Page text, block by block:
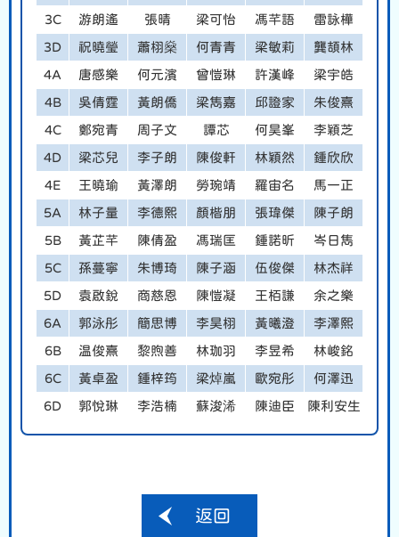
3C 游朗遙 張晴 梁可怡 馮芊語 雷詠樺
3D 祝曉瑩 蕭栩燊 何青青 梁敏莉 龔頡林
4A 唐感樂 何元濱 曾愷琳 許漢峰 梁宇皓
4B 吳倩霆 黃朗僑 梁雋嘉 邱證家 朱俊熹
4C 鄭宛青 周子文 譚芯 何昊峯 李穎芝
4D 梁芯兒 李子朗 陳俊軒 林穎然 鍾欣欣
4E 王曉瑜 黃澤朗 勞琬靖 羅宙名 馬一正
5A 林子量 李德熙 顏楷朋 張瑋傑 陳子朗
5B 黃芷芊 陳倩盈 馮瑞匡 鍾諾昕 岑日雋
5C 孫蔓寧 朱博琦 陳子涵 伍俊傑 林杰祥
5D 袁啟銳 商慈恩 陳愷凝 王栢謙 余之樂
6A 郭泳彤 簡思博 李昊栩 黃曦澄 李澤熙
6B 温俊熹 黎煦善 林珈羽 李昱希 林峻銘
6C 黃卓盈 鍾梓筠 梁焯嵐 歐宛彤 何澤迅
6D 郭悅琳 李浩楠 蘇浚浠 陳迪臣 陳利安生
返回